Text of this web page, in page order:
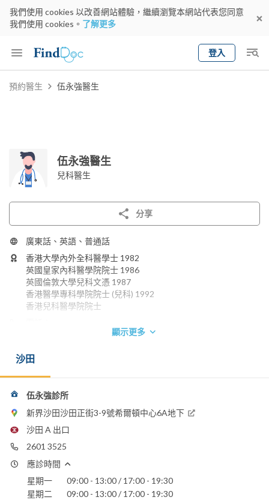
我們使用 cookies 以改善網站體驗，繼續瀏覽本網站代表您同意
我們使用 cookies。 了解更多
登入
Keyword
預約醫生 伍永強醫生
伍永強醫生
兒科醫生
分享
廣東話、英語、普通話
香港大學內外全科醫學士 1982
英國皇家內科醫學院院士 1986
英國倫敦大學兒科文憑 1987
香港醫學專科學院院士 (兒科) 1992
香港兒科醫學院院士
仁安醫院
顯示更多
沙田
伍永強診所
新界沙田沙田正街3-9號希爾頓中心6A地下
沙田 A 出口
2601 3525
應診時間
星期一
09:00 - 13:00 / 17:00 - 19:30
星期二
09:00 - 13:00 / 17:00 - 19:30